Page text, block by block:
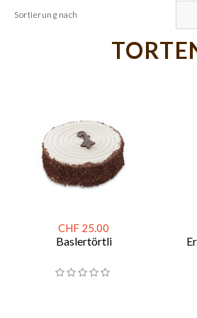
Sortierung nach
CHF 25.00
Baslertörtli